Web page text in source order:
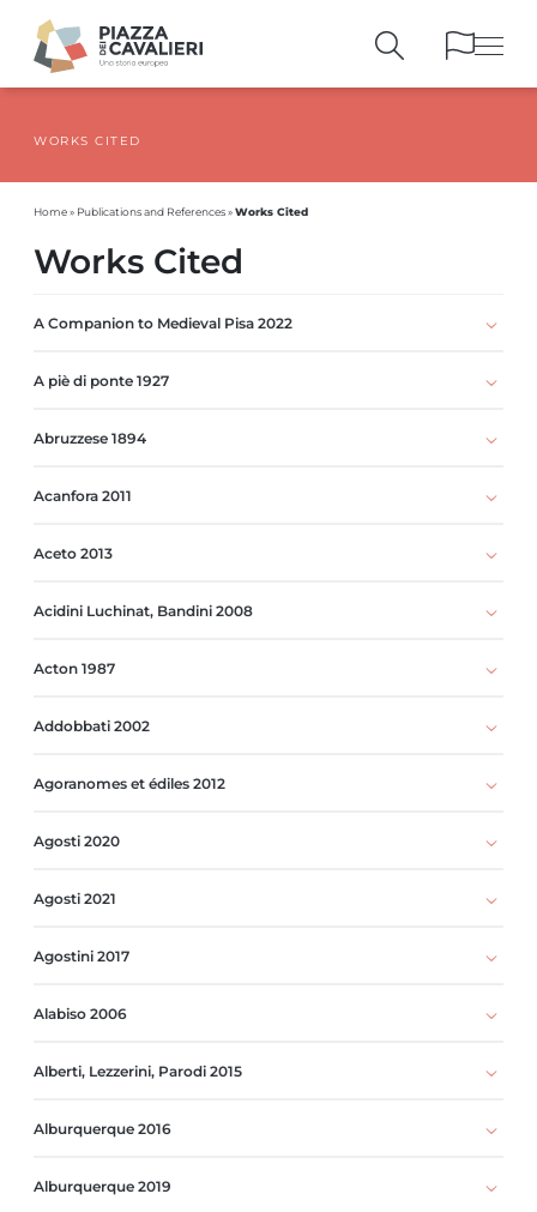
PUBLICATIONSAND REFERENCES
WORKS CITED
Home» Publications and References»Works Cited
Works Cited
A Companion to Medieval Pisa 2022
A piè di ponte 1927
Abruzzese 1894
Acanfora 2011
Aceto 2013
Acidini Luchinat, Bandini 2008
Acton 1987
Addobbati 2002
Agoranomes et édiles 2012
Agosti 2020
Agosti 2021
Agostini 2017
Alabiso 2006
Alberti, Lezzerini, Parodi 2015
Alburquerque 2016
Alburquerque 2019